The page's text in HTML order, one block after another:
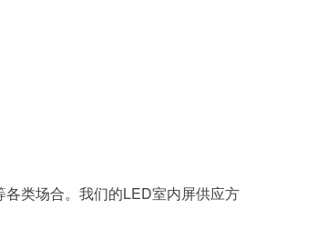
类场合。我们的LED室内屏供应方